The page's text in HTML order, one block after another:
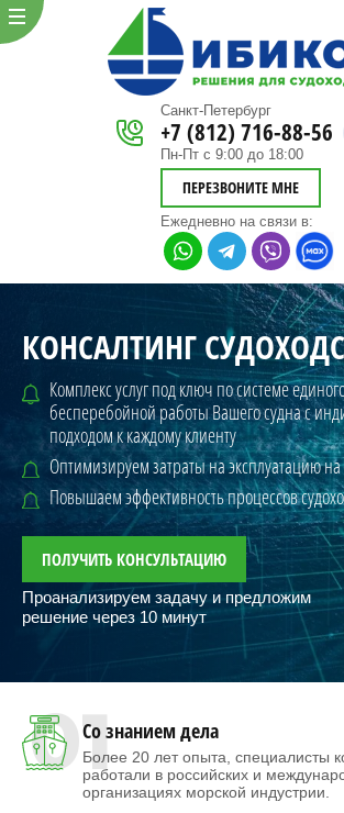
Санкт-Петербург
+7 (812) 716-88-56
Пн-Пт с 9:00 до 18:00
ПЕРЕЗВОНИТЕ МНЕ
Ежедневно на связи в:
КОНСАЛТИНГ
Комплекс услуг под ключ по системе
бесперебойнойработы Вашего судна с
подходом к каждому клиенту
Оптимизируем затраты на эксплуатацию
Повышаем эффективность процессов
ПОЛУЧИТЬ КОНСУЛЬТАЦИЮ
Проанализируем задачу и предложим
решение через 10 минут
01Со знанием дела
Более 20 лет опыта, специалисты
работали в российских и
организациях морской индустрии.